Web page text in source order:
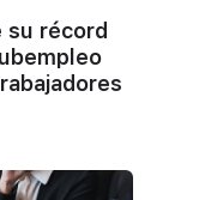
su récord